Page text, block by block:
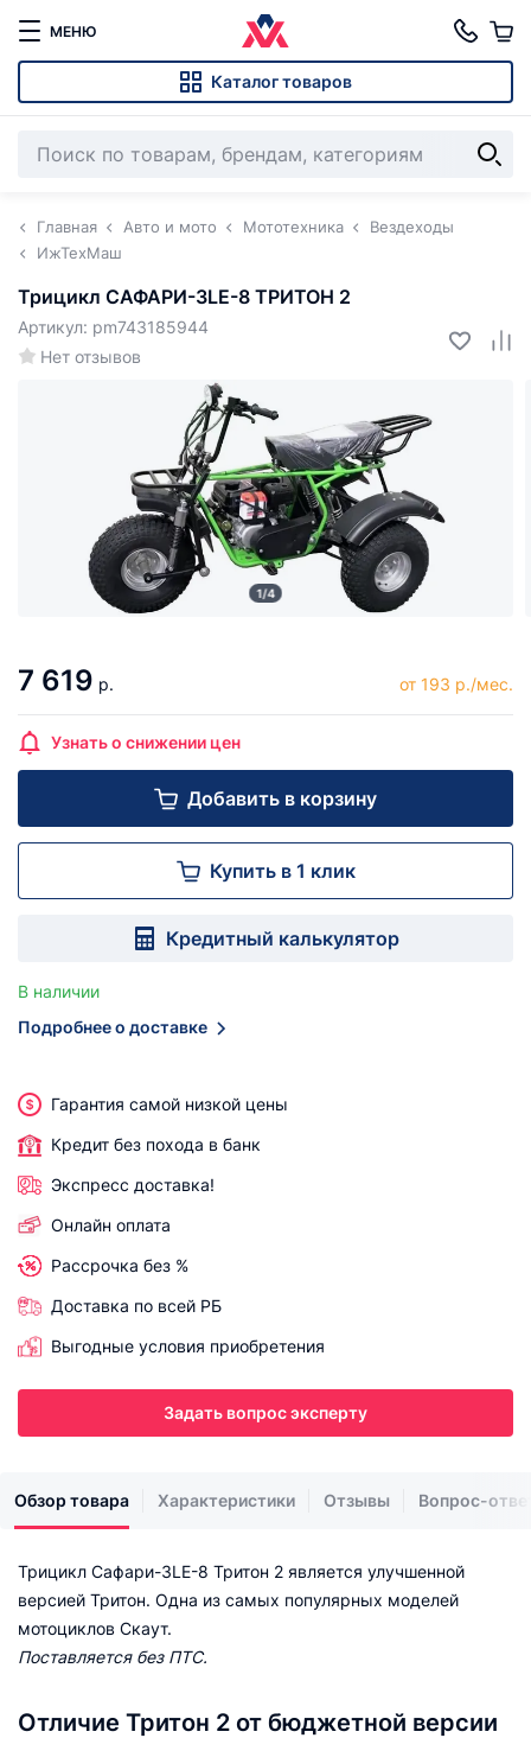
МЕНЮ
Каталог товаров
Главная Авто и мото Мототехника
Вездеходы
ИжТехМаш
Трицикл САФАРИ-3LЕ-8 ТРИТОН 2
Нет отзывов
Артикул: pm743185944
1/4
7 619 р. от 193 р./мес.
Узнать о снижении цен
Добавить в корзину
Купить в 1 клик
Кредитный калькулятор
В наличии
Подробнее о доставке
Гарантия самой низкой цены
Кредит без похода в банк
Экспресс доставка!
Онлайн оплата
Рассрочка без %
Доставка по всей РБ
Выгодные условия приобретения
Задать вопрос эксперту
Обзор товара Характеристики Отзывы Вопрос-
Трицикл Сафари-3LЕ-8 Тритон 2 является улучшенной
версией Тритон. Одна из самых популярных моделей
мотоциклов Скаут.
Поставляется без ПТС.
Отличие Тритон 2 от бюджетной версии